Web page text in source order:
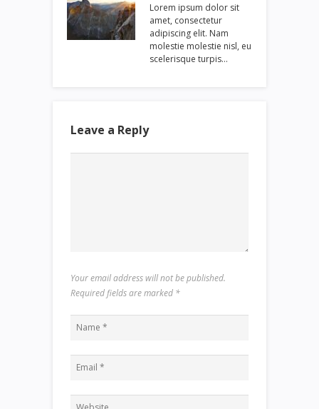
Lorem ipsum dolor sit
amet, consectetur
adipiscing elit. Nam
molestie molestie nisl, eu
scelerisque turpis…
Leave a Reply
Your email address will not be published.
Required fields are marked *